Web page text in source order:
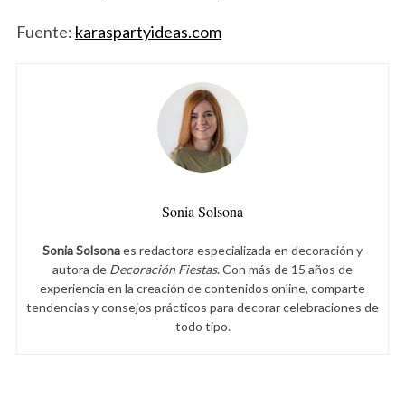
Fuente: karaspartyideas.com
Sonia Solsona
Sonia Solsonaes redactora especializada en decoración y
autora de Decoración Fiestas. Con más de 15 años de
experiencia en la creación de contenidos online, comparte
tendencias y consejos prácticos para decorar celebraciones de
todo tipo.